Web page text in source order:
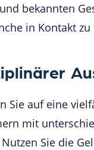
bekannten
in Kontakt zu
Sie auf eine
mit
Sie die